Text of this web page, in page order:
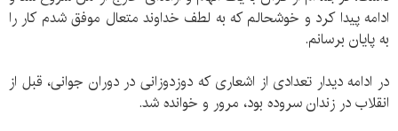
ادامه پیدا کرد و خوشحالم که به لطف خداوند متعال موفق شدم کار را
به پایان برسانم.
در ادامه دیدار تعدادی از اشعاری که دوزدوزانی در دوران جوانی، قبل از
انقلاب در زندان سروده بود، مرور و خوانده شد.